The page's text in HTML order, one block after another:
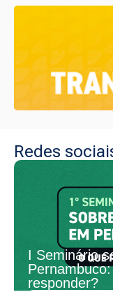
Redes
I Seminário
responder?